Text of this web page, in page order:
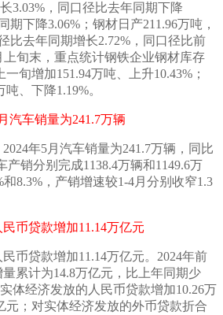
3.03%，同口径比去年同期下降
期下降3.06%；钢材日产211.96万吨，
比去年同期增长2.72%，同口径比前
上旬末，重点统计钢铁企业钢材库存
旬增加151.94万吨、上升10.43%；
、下降1.19%。
汽车销量为241.7万辆
2024年5月汽车销量为241.7万辆，同比
产销分别完成1138.4万辆和1149.6万
8.3%，产销增速较1-4月分别收窄1.3
币贷款增加11.14万亿元
币贷款增加11.14万亿元。2024年前
累计为14.8万亿元，比上年同期少
体经济发放的人民币贷款增加10.26万
元；对实体经济发放的外币贷款折合